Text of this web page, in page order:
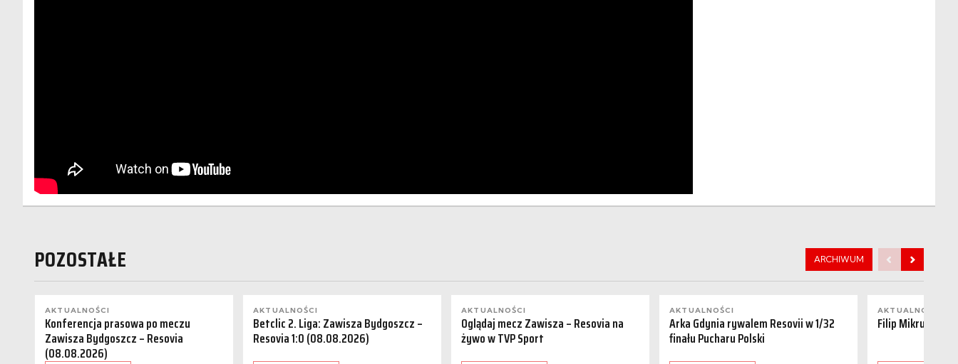
POZOSTAŁE ARCHIWUM
AKTUALNOŚCI
Konferencja prasowa po meczu
Zawisza Bydgoszcz – Resovia
(08.08.2026)
AKTUALNOŚCI
Betclic 2. Liga: Zawisza Bydgoszcz –
Resovia 1:0 (08.08.2026)
AKTUALNOŚCI
Oglądaj mecz Zawisza – Resovia na
żywo w TVP Sport
AKTUALNOŚCI
Arka Gdynia rywalem Resovii w 1/32
finału Pucharu Polski
AKTUALNOŚCI
Filip Mikrut